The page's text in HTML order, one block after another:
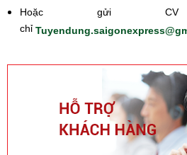
Hoặc gửi
chỉ